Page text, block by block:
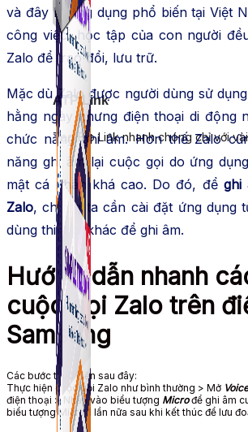
ATP Link
Tạo Bio Link nhanh chóng chỉ với
và đây là ứng dụng phổ biến tại Việt
công việc, học tập của con người
Zalo để trao đổi, lưu trữ.
Mặc dù Zalo được người dùng sử
hằng ngày nhưng điện thoại di động
chức năng ghi âm. Hơn thế Zalo
năng ghi âm lại cuộc gọi do ứng
mật cá nhân khá cao. Do đó, để ghi
Zalo, chúng ta cần cài đặt ứng dụng
dùng thiết bị khác để ghi âm.
Hướng dẫn nhanh
cuộc gọi Zalo trên
Samsung
Các bước thực hiện sau đây:
Thực hiện cuộc gọi Zalo như bình thường > Mở
điện thoại > Nhấn vào biểu tượng Microđể ghi âm
biểu tượng Micro 1 lần nữa sau khi kết thúc để lưu